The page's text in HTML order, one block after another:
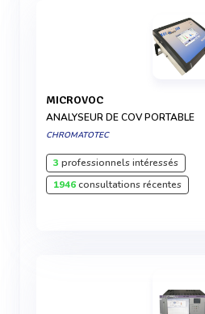
MICROVOC
ANALYSEUR DE COV PORTABLE
CHROMATOTEC
3 professionnels intéressés
1946consultations récentes